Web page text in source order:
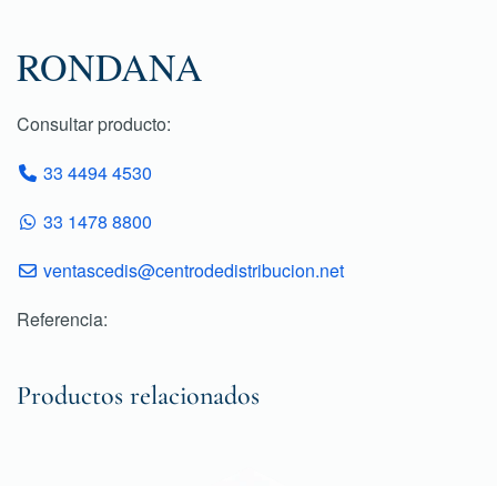
RONDANA
Consultar producto:
33 4494 4530
33 1478 8800
ventascedis@centrodedistribucion.net
Referencia:
Productos relacionados